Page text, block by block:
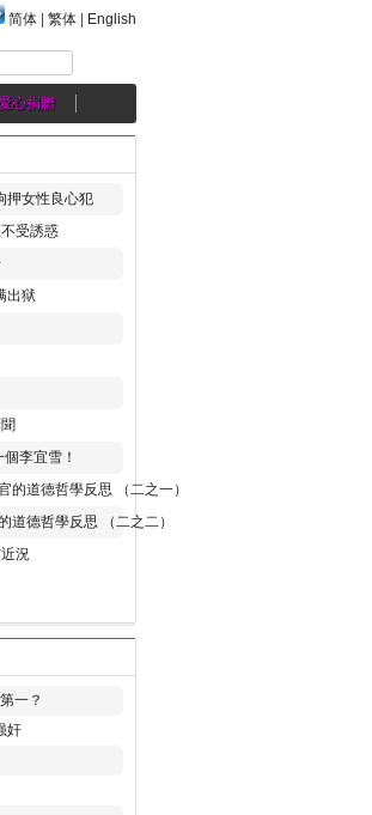
简体 繁体 English
心捐贈
押女性良心犯
受誘惑
出狱
李宜雪！
的道德哲學反思 （二之一）
道德哲學反思 （二之二）
況
一？
奸